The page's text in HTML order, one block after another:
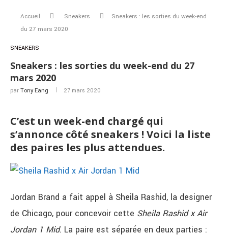
Accueil Sneakers
Sneakers : les sorties du week-end
du 27 mars 2020
SNEAKERS
Sneakers : les sorties du week-end du 27
mars 2020
par Tony Eang 27 mars 2020
C’est un week-end chargé qui
s’annonce côté sneakers ! Voici la liste
des paires les plus attendues.
Jordan Brand a fait appel à Sheila Rashid, la designer
de Chicago, pour concevoir cette Sheila Rashid x Air
Jordan 1 Mid. La paire est séparée en deux parties :